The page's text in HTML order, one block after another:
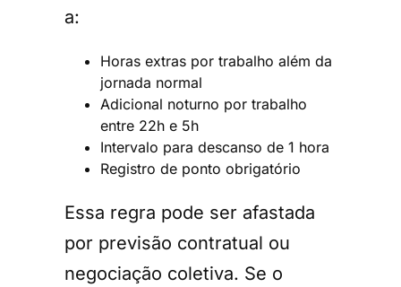
a:
Horas extras por trabalho além da
jornada normal
Adicional noturno por trabalho
entre 22h e 5h
Intervalo para descanso de 1 hora
Registro de ponto obrigatório
Essa regra pode ser afastada
por previsão contratual ou
negociação coletiva. Se o